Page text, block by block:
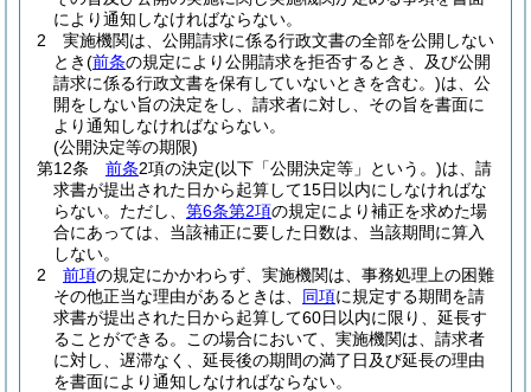
により通知しなければならない。
2
実施機関は、公開請求に係る行政文書の全部を公開しない
とき(前条の規定により公開請求を拒否するとき、及び公開
請求に係る行政文書を保有していないときを含む。)は、公
開をしない旨の決定をし、請求者に対し、その旨を書面に
より通知しなければならない。
(公開決定等の期限)
第12条
前条2項の決定(以下「公開決定等」という。)は、請
求書が提出された日から起算して15日以内にしなければな
らない。 ただし、 第6条第2項の規定により補正を求めた場
合にあっては、当該補正に要した日数は、当該期間に算入
しない。
2
前項の規定にかかわらず、実施機関は、事務処理上の困難
その他正当な理由があるときは、 同項に規定する期間を請
求書が提出された日から起算して60日以内に限り、延長す
ることができる。
この場合において、実施機関は、請求者
に対し、遅滞なく、延長後の期間の満了日及び延長の理由
を書面により通知しなければならない。